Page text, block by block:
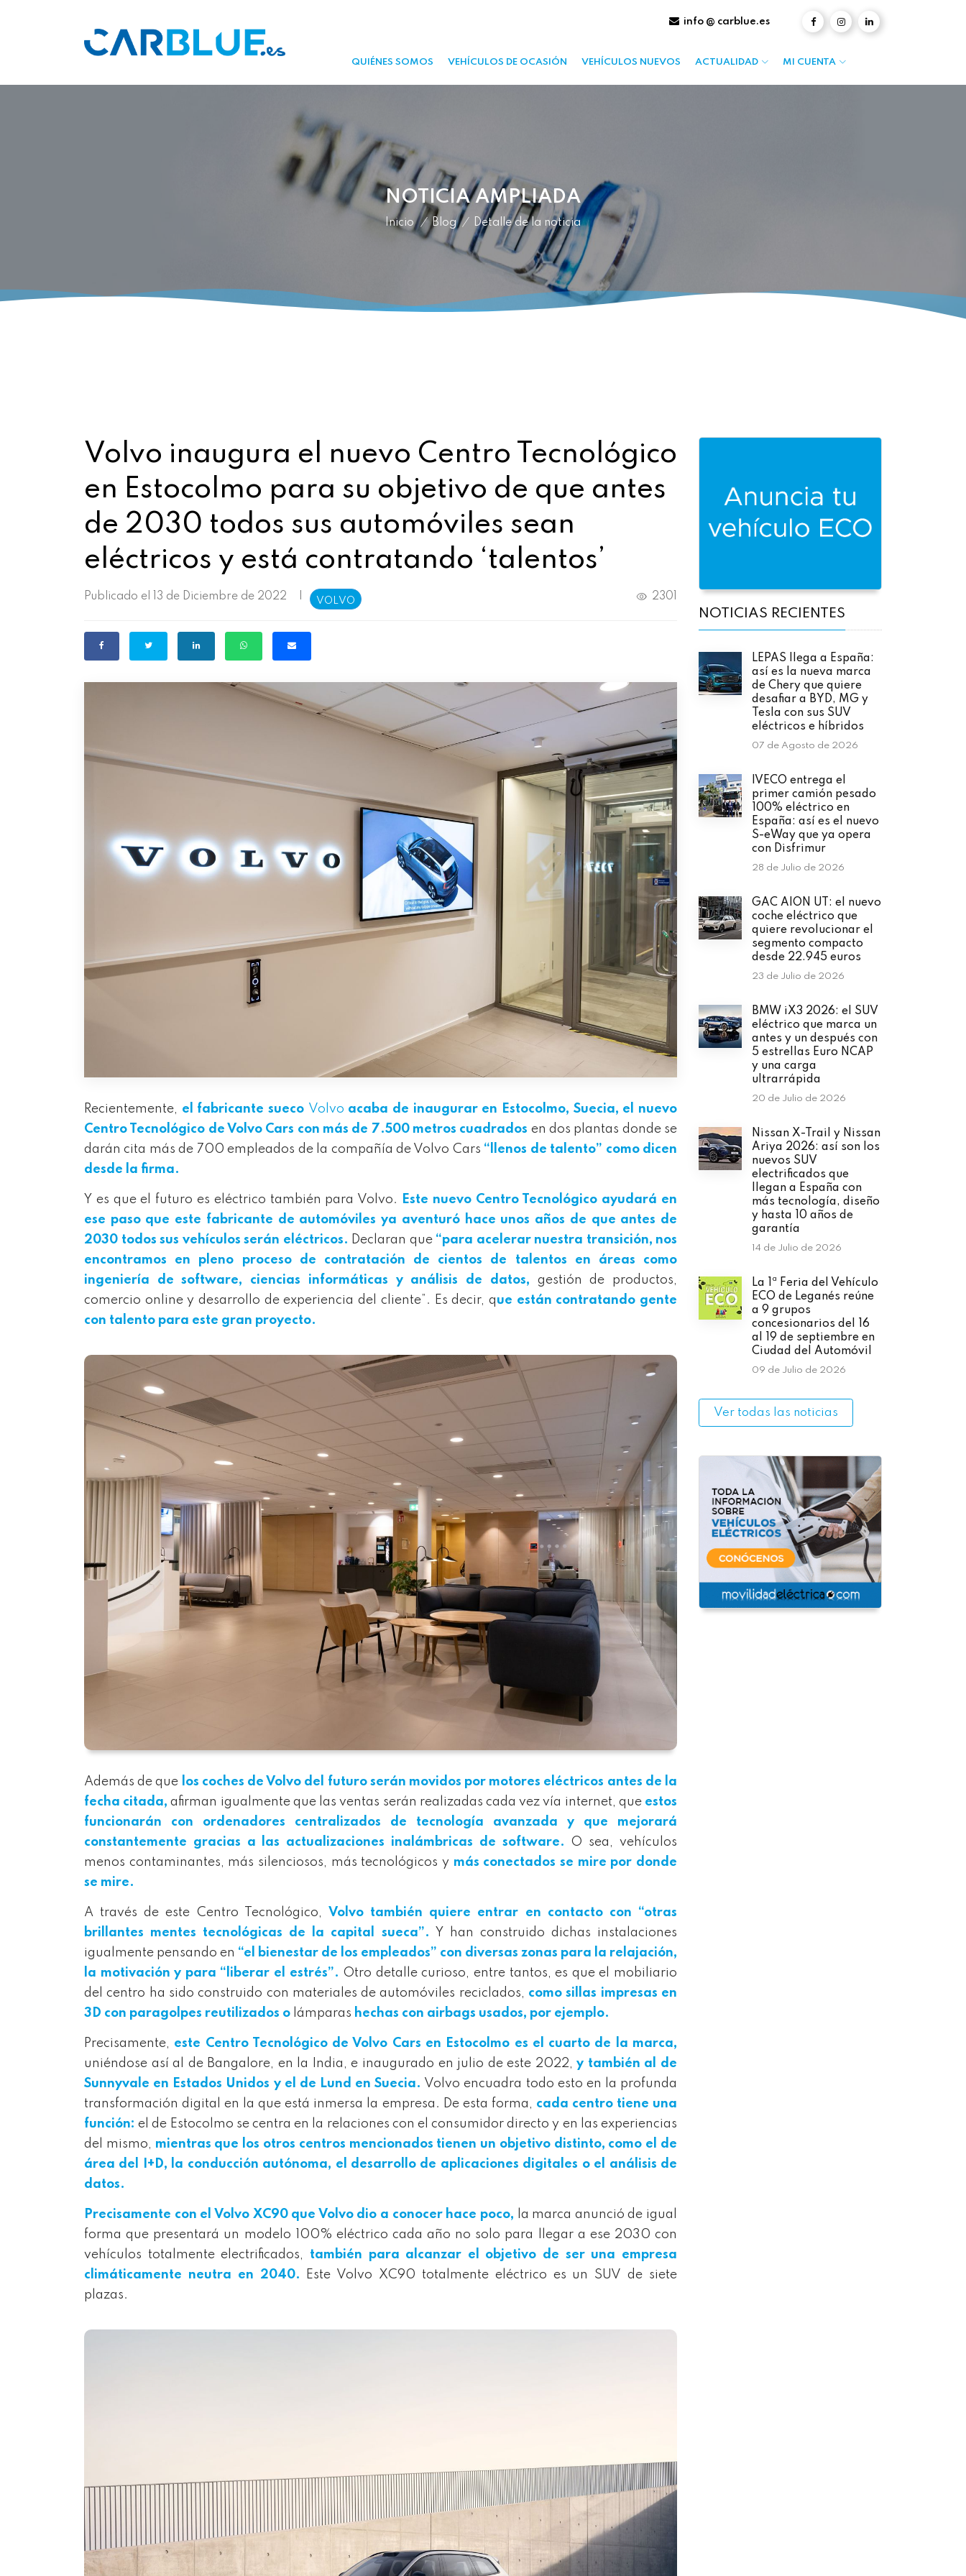
info @ carblue.es
QUIÉNES SOMOS VEHÍCULOS DE OCASIÓN VEHÍCULOS NUEVOS ACTUALIDAD MI CUENTA
NOTICIA AMPLIADA
Inicio / Blog / Detalle de la noticia
Volvo inaugura el nuevo Centro Tecnológico
en Estocolmo para su objetivo de que antes
de 2030 todos sus automóviles sean
eléctricos y está contratando ‘talentos’
Publicado el 13 de Diciembre de 2022 VOLVO 2301
Recientemente, el fabricante sueco Volvo acaba de inaugurar en Estocolmo, Suecia, el nuevo
Centro Tecnológico de Volvo Cars con más de 7.500 metros cuadrados en dos plantas donde se
darán cita más de 700 empleados de la compañía de Volvo Cars “llenos de talento” como dicen
desde la firma.
Y es que el futuro es eléctrico también para Volvo.
Este nuevo Centro Tecnológico ayudará en
ese paso que este fabricante de automóviles ya aventuró hace unos años de que antes de
2030 todos sus vehículos serán eléctricos. Declaran que “para acelerar nuestra transición, nos
encontramos en pleno proceso de contratación de cientos de talentos en áreas como
ingeniería desoftware, ciencias informáticas y análisis de datos, gestión de productos,
comercio online y desarrollo de experiencia del cliente”. Es decir, que están contratando gente
con talento para este gran proyecto.
Además de que
los coches de Volvo del futuro serán movidos por motores eléctricos antes de la
fecha citada, afirman igualmente que las ventas serán realizadas cada vez vía internet, que estos
funcionarán con ordenadores centralizados de tecnología avanzada y que mejorará
constantemente gracias a las actualizaciones inalámbricas de software. O sea, vehículos
menos contaminantes, más silenciosos, más tecnológicos y más conectados se mire por donde
se mire.
A través de este Centro Tecnológico, Volvo también quiere entrar en contacto con “otras
brillantes mentes tecnológicas de la capital sueca”. Y han construido dichas instalaciones
igualmente pensando en “el bienestar de los empleados” con diversas zonas para la relajación,
la motivación y para “liberar el estrés”. Otro detalle curioso, entre tantos, es que el mobiliario
del centro ha sido construido con materiales de automóviles reciclados, como sillas impresas en
3D con paragolpes reutilizados o lámparas hechas con airbags usados, por ejemplo.
Precisamente, este Centro Tecnológico de Volvo Cars en Estocolmo es el cuarto de la marca,
uniéndose así al de Bangalore, en la India, e inaugurado en julio de este 2022,y también al de
Sunnyvale en Estados Unidos y el de Lund en Suecia. Volvo encuadra todo esto en la profunda
transformación digital en la que está inmersa la empresa. De esta forma, cada centro tiene una
función: el de Estocolmo se centra en la relaciones con el consumidor directo y en las experiencias
del mismo, mientras que los otros centros mencionados tienen un objetivo distinto, como el de
área del I+D, la conducción autónoma, el desarrollo de aplicaciones digitales o el análisis de
datos.
Precisamente con el Volvo XC90 que Volvo dio a conocer hace poco,
la marca anunció de igual
forma que presentará un modelo 100% eléctrico cada año no solo para llegar a ese 2030 con
vehículos totalmente electrificados, también para alcanzar el objetivo de seruna empresa
climáticamente neutra en 2040. Este Volvo XC90 totalmente eléctrico es un SUV de siete
plazas.
NOTICIAS RECIENTES
LEPAS llega a España:
así es la nueva marca
de Chery que quiere
desafiar a BYD, MG y
Tesla con sus SUV
eléctricos e híbridos
07 de Agosto de 2026
IVECO entrega el
primer camión pesado
100% eléctrico en
España: así es el nuevo
S-eWay que ya opera
con Disfrimur
28 de Julio de 2026
GAC AION UT: el nuevo
coche eléctrico que
quiere revolucionar el
segmento compacto
desde 22.945 euros
23 de Julio de 2026
BMW iX3 2026: el SUV
eléctrico que marca un
antes y un después con
5 estrellas Euro NCAP
y una carga
ultrarrápida
20 de Julio de 2026
Nissan X-Trail y Nissan
Ariya 2026: así son los
nuevos SUV
electrificados que
llegan a España con
más tecnología, diseño
y hasta 10 años de
garantía
14 de Julio de 2026
La 1ª Feria del Vehículo
ECO de Leganés reúne
a 9 grupos
concesionarios del 16
al 19 de septiembre en
Ciudad del Automóvil
09 de Julio de 2026
Ver todas las noticias